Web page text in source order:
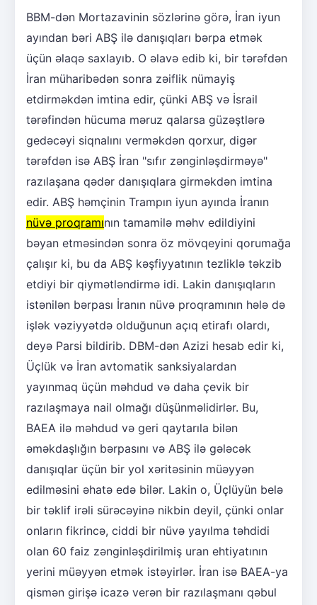
BBM-dən Mortazavinin sözlərinə görə, İran iyun
ayından bəri ABŞ ilə danışıqları bərpa etmək
üçün əlaqə saxlayıb. O əlavə edib ki, bir tərəfdən
İran müharibədən sonra zəiflik nümayiş
etdirməkdən imtina edir, çünki ABŞ və İsrail
tərəfindən hücuma məruz qalarsa güzəştlərə
gedəcəyi siqnalını verməkdən qorxur, digər
tərəfdən isə ABŞ İran "sıfır zənginləşdirməyə"
razılaşana qədər danışıqlara girməkdən imtina
edir. ABŞ həmçinin Trampın iyun ayında İranın
nüvə proqramının tamamilə məhv edildiyini
bəyan etməsindən sonra öz mövqeyini qorumağa
çalışır ki, bu da ABŞ kəşfiyyatının tezliklə təkzib
etdiyi bir qiymətləndirmə idi. Lakin danışıqların
istənilən bərpası İranın nüvə proqramının hələ də
işlək vəziyyətdə olduğunun açıq etirafı olardı,
deyə Parsi bildirib. DBM-dən Azizi hesab edir ki,
Üçlük və İran avtomatik sanksiyalardan
yayınmaq üçün məhdud və daha çevik bir
razılaşmaya nail olmağı düşünməlidirlər. Bu,
BAEA ilə məhdud və geri qaytarıla bilən
əməkdaşlığın bərpasını və ABŞ ilə gələcək
danışıqlar üçün bir yol xəritəsinin müəyyən
edilməsini əhatə edə bilər. Lakin o, Üçlüyün belə
bir təklif irəli sürəcəyinə nikbin deyil, çünki onlar
onların fikrincə, ciddi bir nüvə yayılma təhdidi
olan 60 faiz zənginləşdirilmiş uran ehtiyatının
yerini müəyyən etmək istəyirlər. İran isə BAEA-ya
qismən girişə icazə verən bir razılaşmanı qəbul